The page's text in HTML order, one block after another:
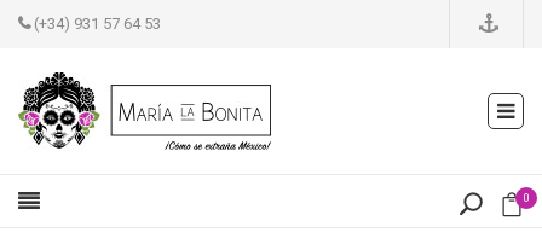
(+34) 931 57 64 53
0